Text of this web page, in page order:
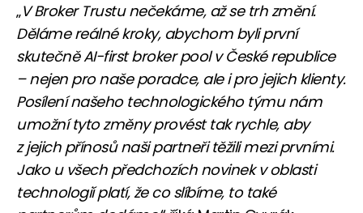
„V Broker Trustu nečekáme, až se trh změní.
Děláme reálné kroky, abychom byli první
skutečně AI-first broker pool v České republice
– nejen pro naše poradce, ale i pro jejich klienty.
Posílení našeho technologického týmu nám
umožní tyto změny provést tak rychle, aby
z jejich přínosů naši partneři těžili mezi prvními.
Jako u všech předchozích novinek v oblasti
technologií platí, že co slíbíme, to také